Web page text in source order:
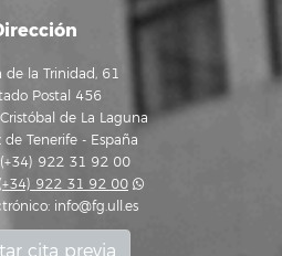
de la Trinidad, 61
Postal 456
de La Laguna
de Tenerife - España
(+34) 922 31 92 00
(+34) 922 31 92 00
info@fg.ull.es
cita previa